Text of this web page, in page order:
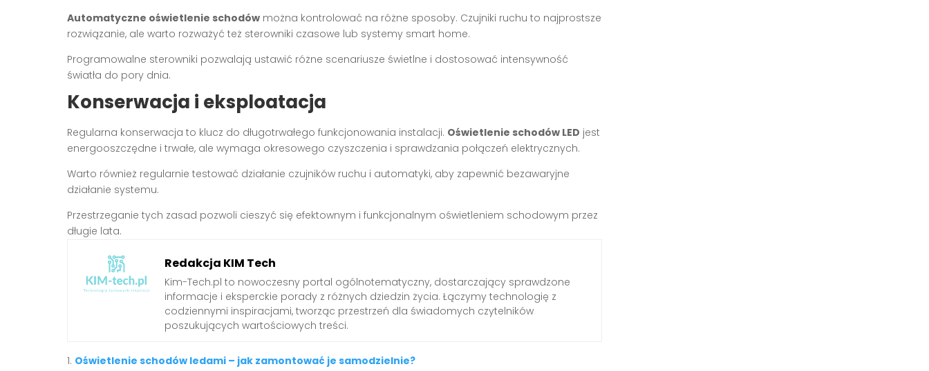
Automatyczne oświetlenie schodów można kontrolować na różne sposoby. Czujniki ruchu to najprostsze
rozwiązanie, ale warto rozważyć też sterowniki czasowe lub systemy smart home.
Programowalne sterowniki pozwalają ustawić różne scenariusze świetlne i dostosować intensywność
światła do pory dnia.
Konserwacja i eksploatacja
Regularna konserwacja to klucz do długotrwałego funkcjonowania instalacji. Oświetlenie schodów LED jest
energooszczędne i trwałe, ale wymaga okresowego czyszczenia i sprawdzania połączeń elektrycznych.
Warto również regularnie testować działanie czujników ruchu i automatyki, aby zapewnić bezawaryjne
działanie systemu.
Przestrzeganie tych zasad pozwoli cieszyć się efektownym i funkcjonalnym oświetleniem schodowym przez
długie lata.
Redakcja KIM Tech
Kim-Tech.pl to nowoczesny portal ogólnotematyczny, dostarczający sprawdzone
informacje i eksperckie porady z różnych dziedzin życia. Łączymy technologię z
codziennymi inspiracjami, tworząc przestrzeń dla świadomych czytelników
poszukujących wartościowych treści.
Oświetlenie schodów ledami – jak zamontować je samodzielnie?